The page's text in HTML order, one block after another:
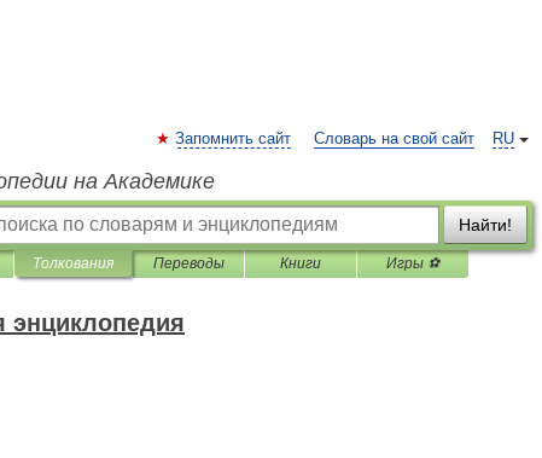
RU
Запомнить сайт Словарь на свой сайт
на Академике
Найти!
Толкования Переводы Книги Игры ⚽
энциклопедия